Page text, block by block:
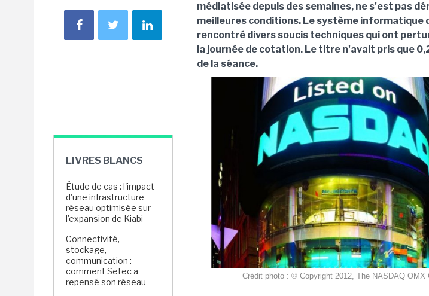
LIVRES BLANCS
Étude de cas : l'impact
d'une infrastructure
réseau optimisée sur
l'expansion de Kiabi
Connectivité,
stockage,
communication :
comment Setec a
repensé son réseau
médiatisée depuis des semaines, ne s'est pas
meilleures conditions. Le système informatique
rencontré divers soucis techniques qui ont
la journée de cotation. Le titre n'avait pris que
de la séance.
Crédit photo : © Copyright 2012, The NASDAQ OMX